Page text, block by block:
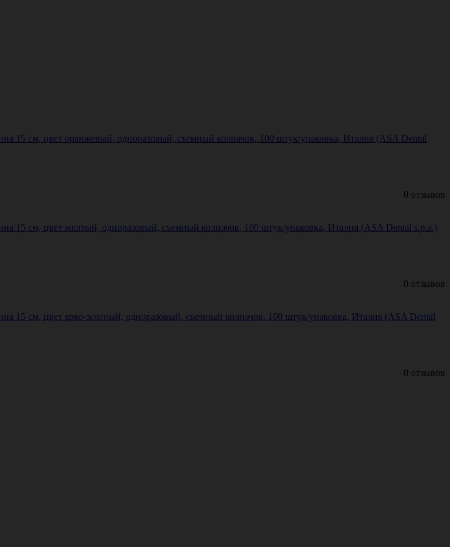
см, цвет оранжевый, одноразовый, съемный колпачок, 100 штук/упаковка, Италия (ASA Dental
0 отзывов
см, цвет желтый, одноразовый, съемный колпачок, 100 штук/упаковка, Италия (ASA Dental s.p.a.)
0 отзывов
см, цвет ярко-зеленый, одноразовый, съемный колпачок, 100 штук/упаковка, Италия (ASA Dental
0 отзывов